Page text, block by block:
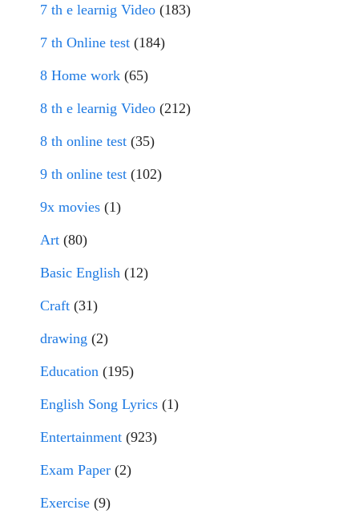
7 th e learnig Video (183)
7 th Online test (184)
8 Home work (65)
8 th e learnig Video (212)
8 th online test (35)
9 th online test (102)
9x movies (1)
Art (80)
Basic English (12)
Craft (31)
drawing (2)
Education (195)
English Song Lyrics (1)
Entertainment (923)
Exam Paper (2)
Exercise (9)